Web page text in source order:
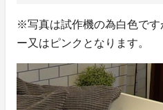
※写真は試作機の為白色で
ー又はピンクとなります。